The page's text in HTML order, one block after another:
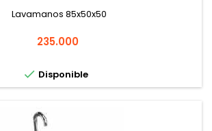
Lavamanos 85x50x50
Precio
235.000
 Disponible